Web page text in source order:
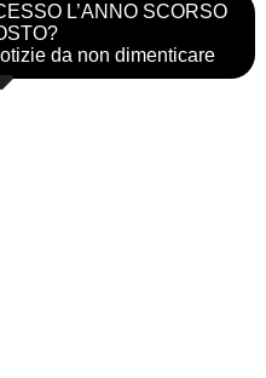
L’ANNO SCORSO
da non dimenticare